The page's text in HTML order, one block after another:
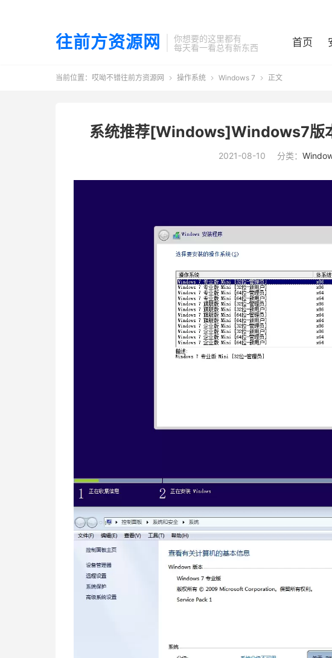
往前方资源网
你想要的这里都有
每天看一看总有新东西
首页
当前位置： 哎呦不错往前方资源网  操作系统  Windows 7  正文
系统推荐[Windows]Windows7版
2021-08-10 分类：